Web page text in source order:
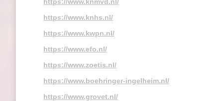
https://www.knhs.nl/
https://www.kwpn.nl/
https://www.efo.nl/
https://www.zoetis.nl/
https://www.boehringer-ingelheim.nl/
https://www.grovet.nl/